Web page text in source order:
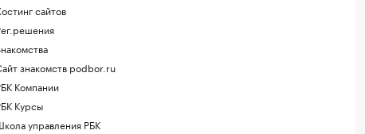
сайтов
знакомств podbor.ru
Компании
Курсы
управления РБК